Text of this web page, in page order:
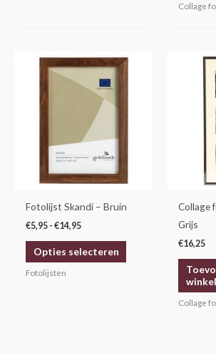
Collage
Fotolijst Skandi – Bruin
€5,95 - €14,95
Prijsklasse:
€5,95
€14,95
Opties selecteren
Dit
kan
productpagina
Fotolijsten
Collage
Grijs
€16,25
Collage